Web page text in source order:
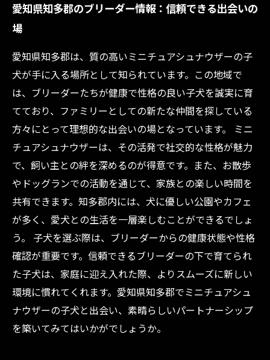
愛知県知多郡のブリーダー情報：信頼できる出会いの
場
愛知県知多郡は、質の高いミニチュアシュナウザーの子
犬が手に入る場所として知られています。この地域で
は、ブリーダーたちが健康で性格の良い子犬を誠実に育
てており、ファミリーとしての新たな仲間を探している
方々にとって理想的な出会いの場となっています。 ミニ
チュアシュナウザーは、その活発で社交的な性格が魅力
で、飼い主との絆を深めるのが得意です。また、お散歩
やドッグランでの活動を通じて、家族との楽しい時間を
共有できます。知多郡内には、犬に優しい公園やカフェ
が多く、愛犬との生活を一層楽しむことができるでしょ
う。 子犬を選ぶ際は、ブリーダーからの健康状態や性格
確認が重要です。信頼できるブリーダーの下で育てられ
た子犬は、家庭に迎え入れた際、よりスムーズに新しい
環境に慣れてくれます。愛知県知多郡でミニチュアシュ
ナウザーの子犬と出会い、素晴らしいパートナーシップ
を築いてみてはいかがでしょうか。